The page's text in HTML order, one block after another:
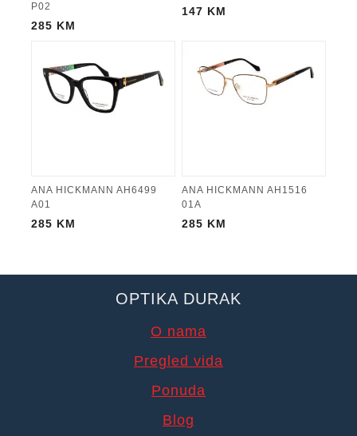
P02
285 KM
147 KM
ANA HICKMANN AH6499
A01
285 KM
ANA HICKMANN AH1516
01A
285 KM
OPTIKA DURAK
O nama
Pregled vida
Ponuda
Blog